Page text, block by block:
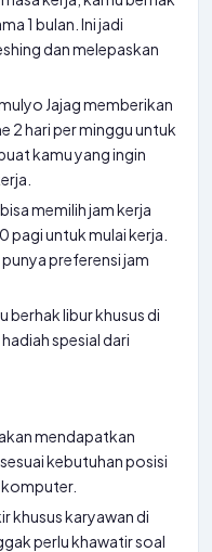
1 bulan. Ini jadi
dan melepaskan
Jajag memberikan
2 hari per minggu untuk
kamu yang ingin
memilih jam kerja
pagi untuk mulai kerja.
preferensi jam
berhak libur khusus di
spesial dari
mendapatkan
kebutuhan posisi
khusus karyawan di
perlu khawatir soal